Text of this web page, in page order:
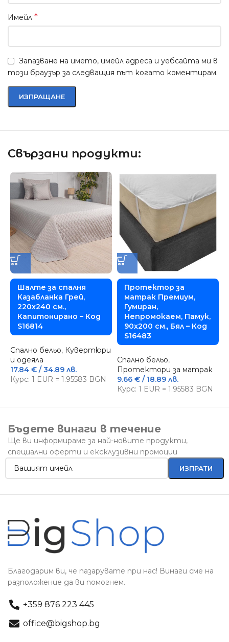
Имейл *
Запазване на името, имейл адреса и уебсайта ми в
този браузър за следващия път когато коментирам.
Свързани продукти:
Шалте за спалня
Казабланка Грей,
220х240 см.,
Капитонирано – Код
S16814
Спално бельо, Кувертюри
и одеяла
17.84 € / 34.89 лв.
Курс: 1 EUR = 1.95583 BGN
Протектор за
матрак Премиум,
Гумиран,
Непромокаем, Памук,
90х200 см., Бял – Код
S16483
Спално бельо,
Протектори за матрак
9.66 €/ 18.89 лв.
Курс: 1 EUR = 1.95583 BGN
Бъдете винаги в течение
Ще ви информираме за най-новите продукти,
специални оферти и ексклузивни промоции
Благодарим ви, че пазарувате при нас! Винаги сме на
разположение да ви помогнем.
+359 876 223 445
office@bigshop.bg